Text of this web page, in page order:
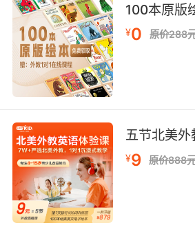
幼儿英语视频动画之《Team
城小兄妹）
这是美国尼克公司制作的一套
要就是为了增强学龄前儿童对
要采用的就是二维和三维电脑
的效果将图案、数字以形状的
中，让孩子们在学习英语的同
活的种种问题。
幼儿英语视频动画之《
100本原版
¥0 原价288
五节北美外
¥9 原价888